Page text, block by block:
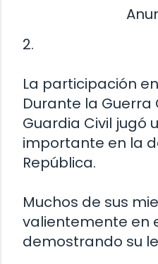
2.
La participación
Durante la Guerra
Guardia Civil jugó
importante en la
República.
Muchos de sus
valientemente en
demostrando su